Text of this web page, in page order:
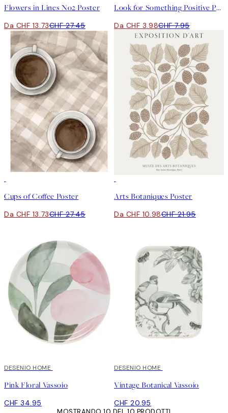
Flowers in Lines No2 Poster
Da CHF 13.73CHF 27.45
Look for Something Positive Poster
Da CHF 3.98CHF 7.95
Cups of Coffee Poster
Da CHF 13.73CHF 27.45
Arts Botaniques Poster
Da CHF 10.98CHF 21.95
DESENIO HOME
Pink Floral Vassoio
CHF 34.95
DESENIO HOME
Vintage Botanical Vassoio
CHF 20.95